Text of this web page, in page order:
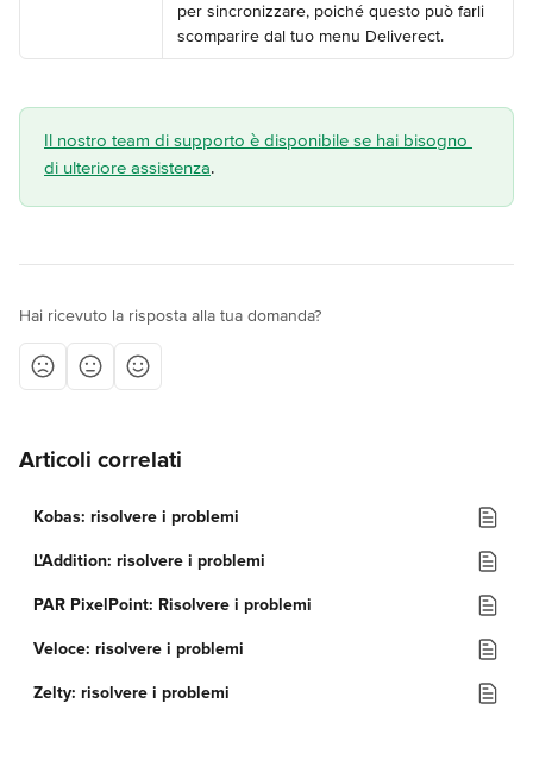
per sincronizzare, poiché questo può farli
scomparire dal tuo menu Deliverect.
Il nostro team di supporto è disponibile se hai bisogno
di ulteriore assistenza.
Hai ricevuto la risposta alla tua domanda?
Articoli correlati
Kobas: risolvere i problemi
L'Addition: risolvere i problemi
PAR PixelPoint: Risolvere i problemi
Veloce: risolvere i problemi
Zelty: risolvere i problemi